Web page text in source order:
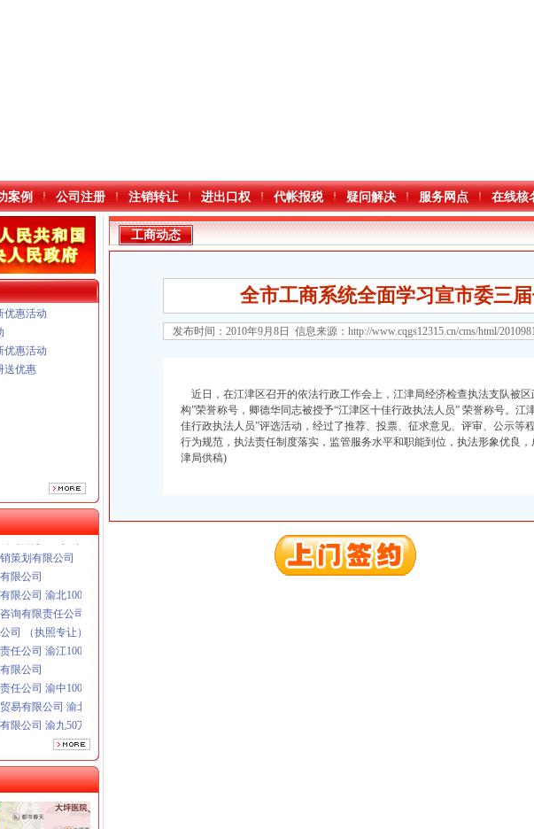
案例 公司注册 注销转让 进出口权 代帐报税 疑问解决 服务网点 在线核
优惠活动
优惠活动
送优惠
限公司 渝北10010万 (进出口权)
询有限责任公司 渝九1000万 （增资）
易有限公司 渝北100万 （进出口权）
限公司 渝九50万 （工商注册）
司 渝沙50万 （工商注册）
限公司
限公司 渝北10010万 (进出口权)
询有限责任公司 渝九1000万 （增资）
司 （执照专让）
任公司 渝江100万 （工商注册）
限公司
任公司 渝中100万 （进出口权）
易有限公司 渝北100万 （进出口权）
限公司 渝九50万 （工商注册）
司 渝沙50万 （工商注册）
销策划有限公司
限公司
工商动态
全市工商系统全面学习宣市委三
发布时间：2010年9月8日 信息来源： http://www.cqgs12315.cn/cms/html/
近日，在江津区召开的依法行政工作会上，江津局经济检查执法支队被
构”荣誉称号，卿德华同志被授予“江津区十佳行政执法人员” 荣誉称号。江
佳行政执法人员”评选活动，经过了推荐、投票、征求意见、评审、公示等
行为规范，执法责任制度落实，监管服务水平和职能到位，执法形象优良
津局供稿)